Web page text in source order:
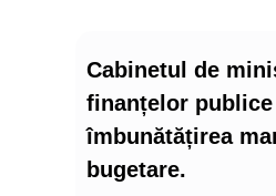
Cabinetul de
finanțelor
îmbunătățirea
bugetare.